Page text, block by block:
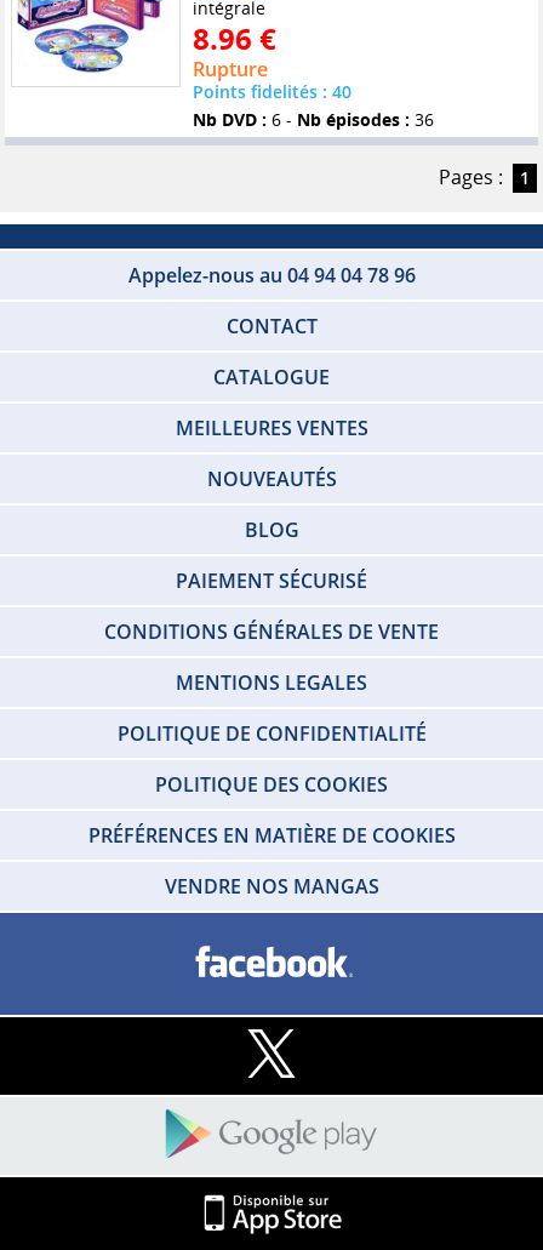
intégrale
8.96 €
Rupture
Points fidelités : 40
Nb DVD : 6 - Nb épisodes : 36
Pages : 1
Appelez-nous au 04 94 04 78 96
CONTACT
CATALOGUE
MEILLEURES VENTES
NOUVEAUTÉS
BLOG
PAIEMENT SÉCURISÉ
CONDITIONS GÉNÉRALES DE VENTE
MENTIONS LEGALES
POLITIQUE DE CONFIDENTIALITÉ
POLITIQUE DES COOKIES
PRÉFÉRENCES EN MATIÈRE DE COOKIES
VENDRE NOS MANGAS